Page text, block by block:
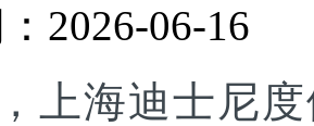
2026-06-16
上海迪士尼